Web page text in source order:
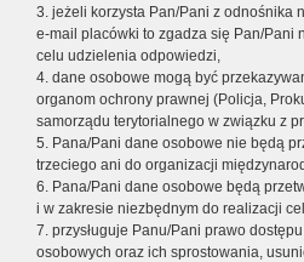
3. jeżeli korzysta Pan/Pani z odnośnika
e-mail placówki to zgadza się Pan/Pani
celu udzielenia odpowiedzi,
4. dane osobowe mogą być
organom ochrony prawnej (Policja,
samorządu terytorialnego w związku z
5. Pana/Pani dane osobowe nie będą
trzeciego ani do organizacji
6. Pana/Pani dane osobowe będą
i w zakresie niezbędnym do realizacji
7. przysługuje Panu/Pani prawo
osobowych oraz ich sprostowania,